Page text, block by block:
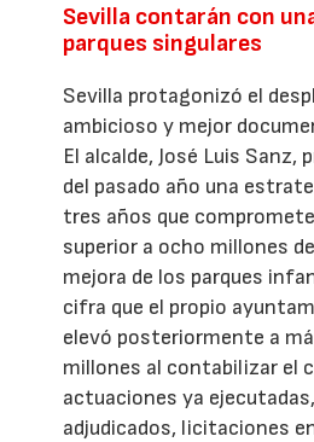
Sevilla contarán con
parques singulares
Sevilla protagonizó el
ambicioso y mejor
El alcalde, José Luis Sanz,
del pasado año una
tres años que
superior a ocho millones
mejora de los parques
cifra que el propio
elevó posteriormente a
millones al contabilizar el
actuaciones ya
adjudicados, licitaciones